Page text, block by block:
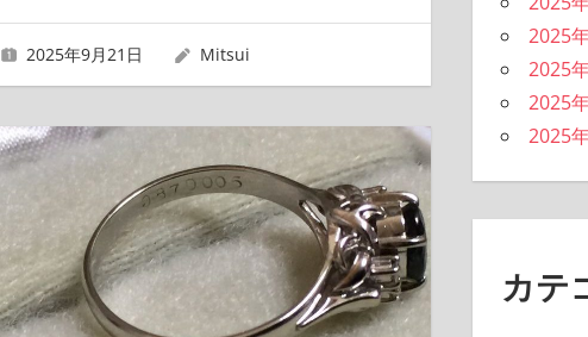
2025年9月21日 Mitsui
2025
2025
2025
2025
カテ